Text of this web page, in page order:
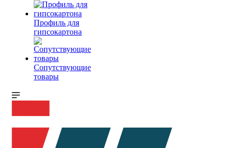
Профиль для
гипсокартона
Сопутствующие
товары